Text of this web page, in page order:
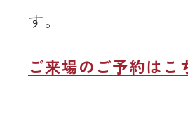
す。
ご来場のご予約はこ